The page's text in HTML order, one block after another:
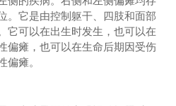
。它是由控制躯干、四肢和面部
它可以在出生时发生，也可以在
偏瘫，也可以在生命后期因受伤
偏瘫。